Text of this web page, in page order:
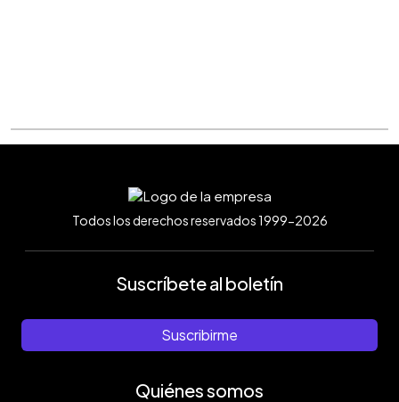
Todos los derechos reservados 1999-2026
Suscríbete al boletín
Suscribirme
Quiénes somos